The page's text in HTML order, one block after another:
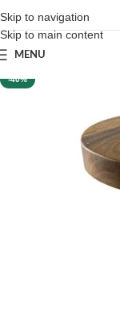
Skip to navigation
Skip to main content
MENU
-40%